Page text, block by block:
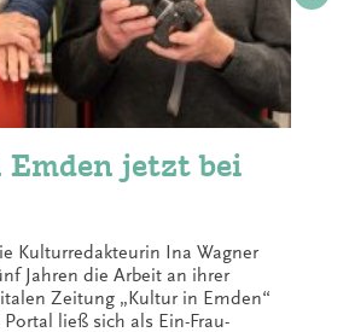
jetzt bei
Kulturredakteurin Ina Wagner
Jahren die Arbeit an ihrer
Zeitung „Kultur in Emden“
ließ sich als Ein-Frau-